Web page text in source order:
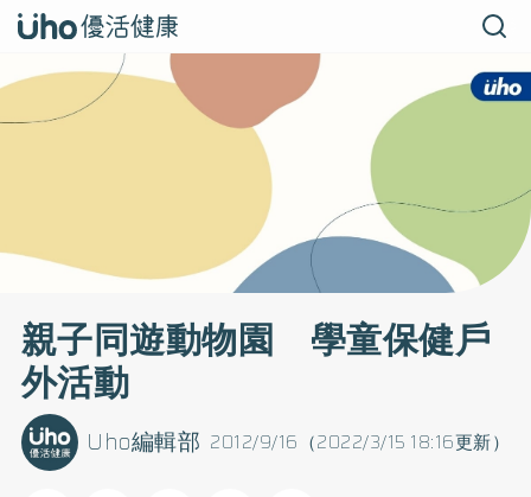
親子同遊動物園 學童保健戶
外活動
2012/9/16（2022/3/15 18:16更新）
Uho編輯部